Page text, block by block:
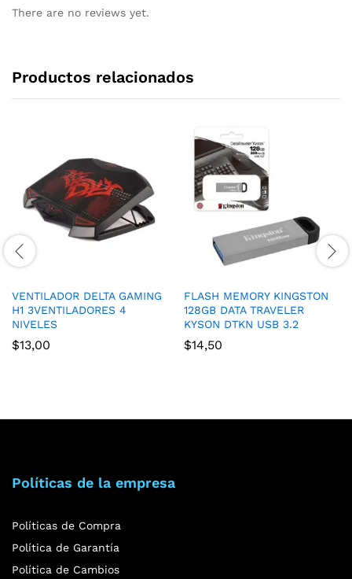
There are no reviews yet.
Productos relacionados
VENTILADOR DELTA GAMING
H1 3VENTILADORES 4
NIVELES
$13,00
FLASH MEMORY KINGSTON
128GB DATA TRAVELER
KYSON DTKN USB 3.2
$14,50
Políticas de la empresa
Políticas de Compra
Política de Garantía
Política de Cambios